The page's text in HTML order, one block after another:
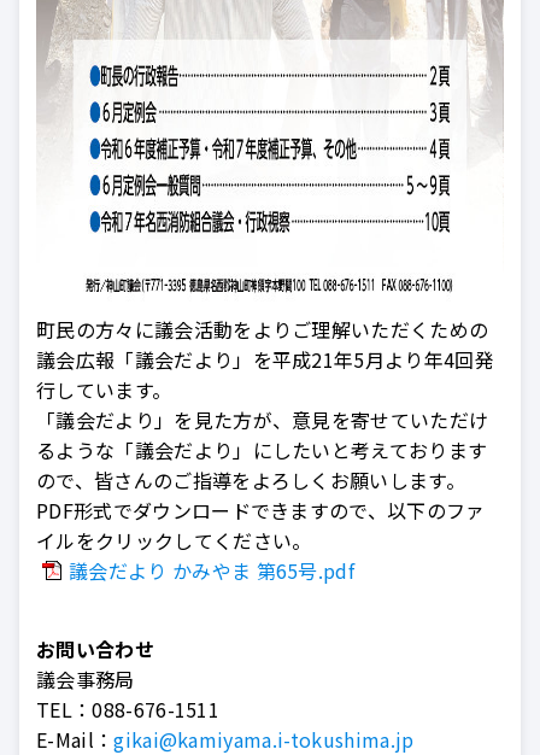
町民の方々に議会活動をよりご理解いただくための
議会広報「議会だより」を平成21年5月より年4回発
行しています。
「議会だより」を見た方が、意見を寄せていただけ
るような「議会だより」にしたいと考えております
ので、皆さんのご指導をよろしくお願いします。
PDF形式でダウンロードできますので、以下のファ
イルをクリックしてください。
議会だより かみやま 第65号.pdf
お問い合わせ
議会事務局
TEL：088-676-1511
E-Mail：gikai@kamiyama.i-tokushima.jp